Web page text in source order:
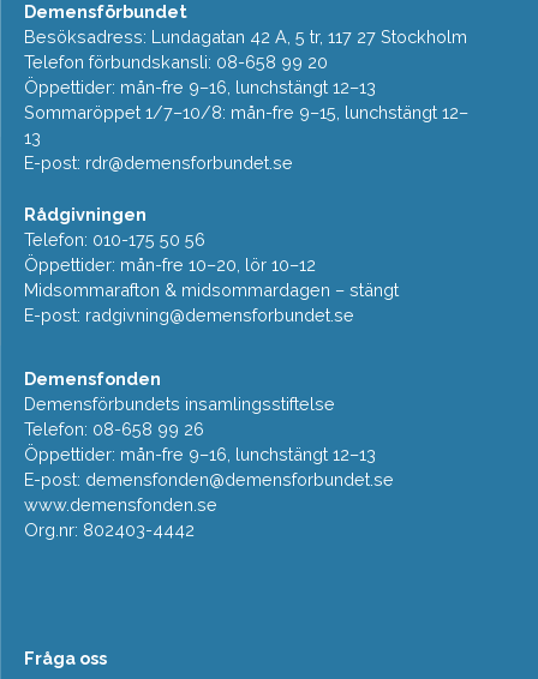
Demensförbundet
Besöksadress: Lundagatan 42 A, 5 tr, 117 27 Stockholm
Telefon förbundskansli: 08-658 99 20
Öppettider: mån-fre 9–16, lunchstängt 12–13
Sommaröppet 1/7–10/8: mån-fre 9–15, lunchstängt 12–
13
E-post: rdr@demensforbundet.se
Rådgivningen
Telefon: 010-175 50 56
Öppettider: mån-fre 10–20, lör 10–12
Midsommarafton & midsommardagen – stängt
E-post: radgivning@demensforbundet.se
Demensfonden
Demensförbundets insamlingsstiftelse
Telefon: 08-658 99 26
Öppettider: mån-fre 9–16, lunchstängt 12–13
E-post: demensfonden@demensforbundet.se
www.demensfonden.se
Org.nr: 802403-4442
Fråga oss